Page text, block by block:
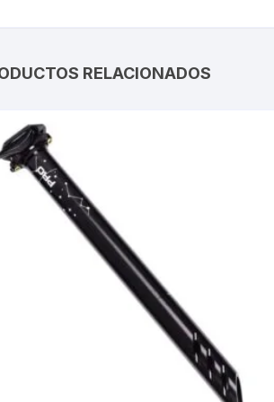
RELACIONADOS